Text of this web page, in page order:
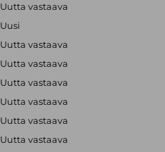
Uutta vastaava
Uusi
Uutta vastaava
Uutta vastaava
Uutta vastaava
Uutta vastaava
Uutta vastaava
Uutta vastaava